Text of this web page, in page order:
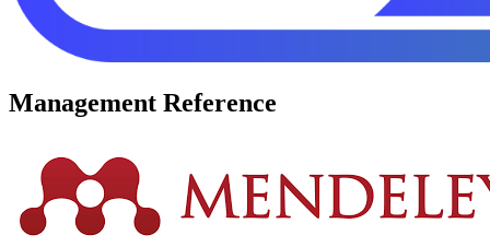
Management Reference